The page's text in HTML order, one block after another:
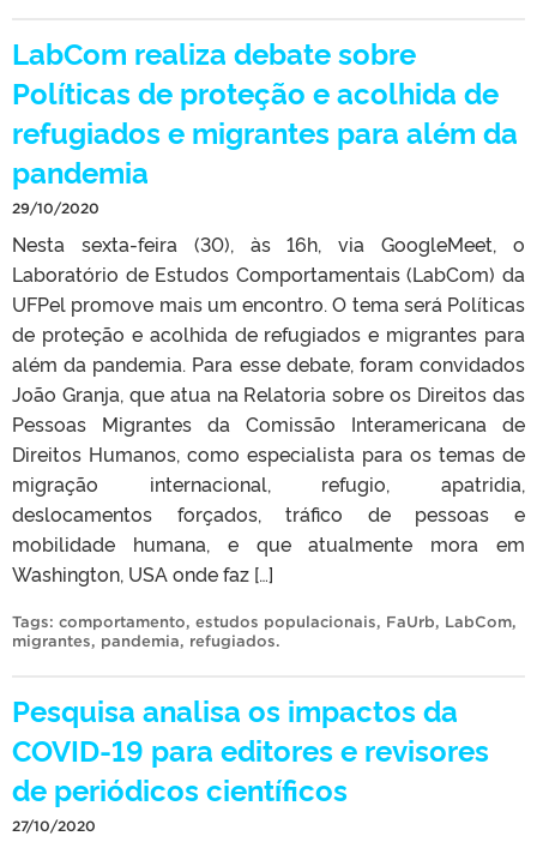
LabCom realiza debate sobre
Políticas de proteção e acolhida de
refugiados e migrantes para além da
pandemia
29/10/2020
Nesta sexta-feira (30), às 16h, via GoogleMeet, o
Laboratório de Estudos Comportamentais (LabCom) da
UFPel promove mais um encontro. O tema será Políticas
de proteção e acolhida de refugiados e migrantes para
além da pandemia. Para esse debate, foram convidados
João Granja, que atua na Relatoria sobre os Direitos das
Pessoas Migrantes da Comissão Interamericana de
Direitos Humanos, como especialista para os temas de
migração internacional, refugio, apatridia,
deslocamentos forçados, tráfico de pessoas e
mobilidade humana, e que atualmente mora em
Washington, USA onde faz […]
Tags: comportamento, estudos populacionais, FaUrb, LabCom,
migrantes, pandemia, refugiados.
Pesquisa analisa os impactos da
COVID-19 para editores e revisores
de periódicos científicos
27/10/2020